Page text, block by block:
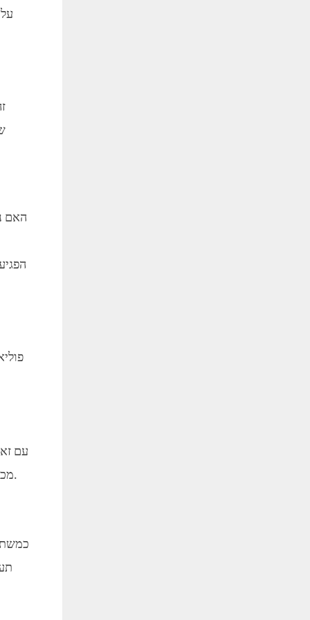
האם
עם
מכיוון שהוא יכול להזיק בקלות מפני חום גבוה. התפרים של המשטח המוצק האקרילי אינם נראים, ואילו תפרי הפוליאסטר נראים.